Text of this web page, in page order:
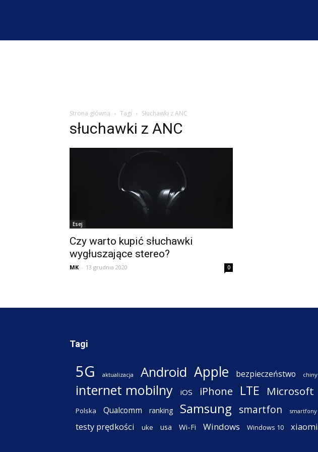
Strona główna Tagi Słuchawki z ANC
słuchawki z ANC
Esej
Czy warto kupić słuchawki
wygłuszające stereo?
MK - 13 grudnia 2020 0
Tagi
5G aktualizacja Android Apple bezpieczeństwo chiny
internet mobilny iOS iPhone LTE Microsoft
Polska Qualcomm ranking Samsung smartfon smartfony
testy prędkości uke usa Wi-Fi Windows Windows 10 xiaomi